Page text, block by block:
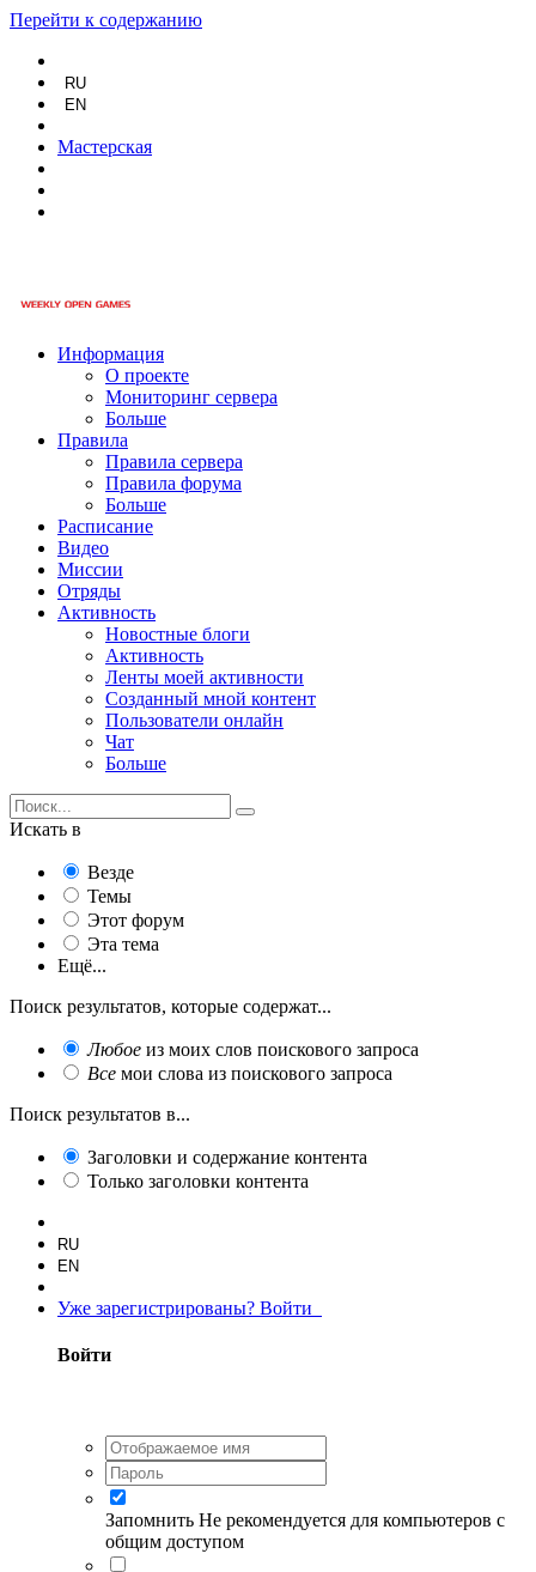
Перейти к содержанию
RU
EN
Мастерская
Информация
О проекте
Мониторинг сервера
Больше
Правила
Правила сервера
Правила форума
Больше
Расписание
Видео
Миссии
Отряды
Активность
Новостные блоги
Активность
Ленты моей активности
Созданный мной контент
Пользователи онлайн
Чат
Больше
Искать в
Везде
Темы
Этот форум
Эта тема
Ещё...
Поиск результатов, которые содержат...
Любое из моих слов поискового запроса
Все мои слова из поискового запроса
Поиск результатов в...
Заголовки и содержание контента
Только заголовки контента
RU
EN
Уже зарегистрированы? Войти
Войти
Запомнить Не рекомендуется для компьютеров с
общим доступом